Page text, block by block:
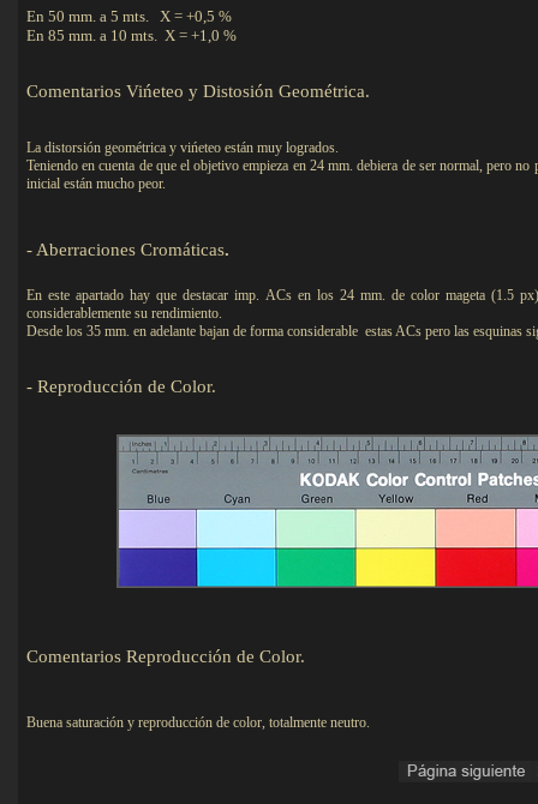
En 50 mm. a 5 mts. X = +0,5 %
En 85 mm. a 10 mts. X = +1,0 %
Comentarios Vińeteo y Distosión Geométrica.
La distorsión geométrica y vińeteo están muy logrados.
Teniendo en cuenta de que el objetivo empieza en 24 mm. debiera de ser normal, pero
inicial están mucho peor.
- Aberraciones Cromáticas.
En este apartado hay que destacar imp. ACs en los 24 mm. de color mageta (1.5
considerablemente su rendimiento.
Desde los 35 mm. en adelante bajan de forma considerable estas ACs pero las esquinas
- Reproducción de Color.
Comentarios Reproducción de Color.
Buena saturación y reproducción de color, totalmente neutro.